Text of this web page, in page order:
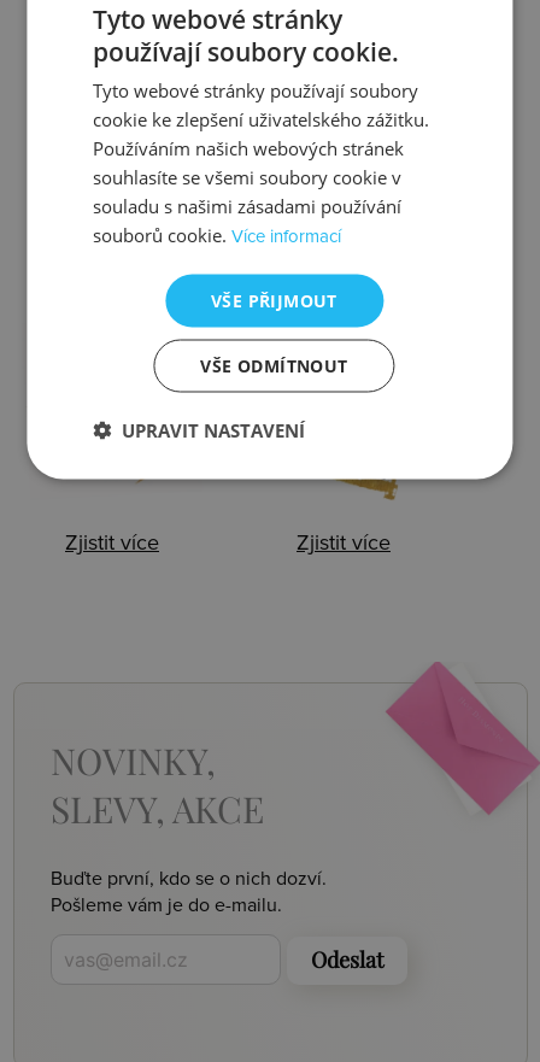
Kontrola Výměna
Zjistit více
Balení
Zjistit více
NOVINKY,
SLEVY, AKCE
Buďte první, kdo se o nich dozví.
Pošleme vám je do e-mailu.
Odeslat
Tyto webové stránky
používají soubory cookie.
Tyto webové stránky používají soubory
cookie ke zlepšení uživatelského zážitku.
Používáním našich webových stránek
souhlasíte se všemi soubory cookie v
souladu s našimi zásadami používání
souborů cookie.Více informací
VŠE PŘIJMOUT
VŠE ODMÍTNOUT
UPRAVIT NASTAVENÍ